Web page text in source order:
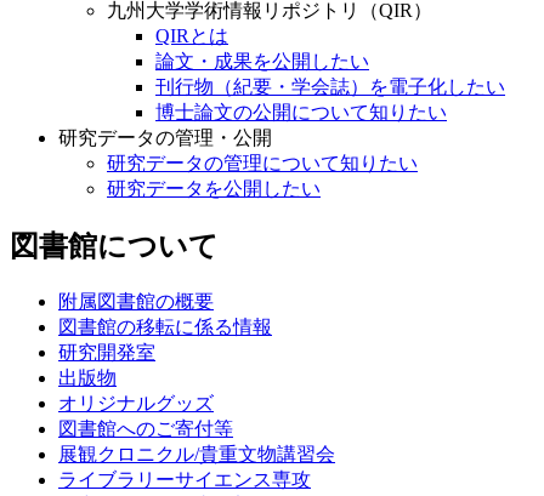
九州大学学術情報リポジトリ（QIR）
QIRとは
論文・成果を公開したい
刊行物（紀要・学会誌）を電子化したい
博士論文の公開について知りたい
研究データの管理・公開
研究データの管理について知りたい
研究データを公開したい
図書館について
附属図書館の概要
図書館の移転に係る情報
研究開発室
出版物
オリジナルグッズ
図書館へのご寄付等
展観クロニクル/貴重文物講習会
ライブラリーサイエンス専攻